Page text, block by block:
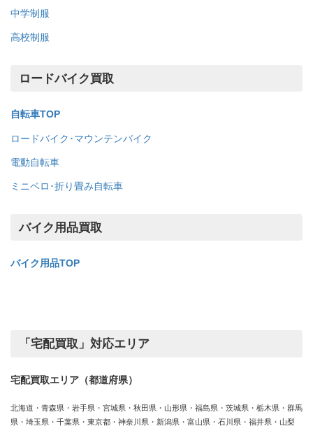
中学制服
高校制服
ロードバイク買取
自転車TOP
ロードバイク･マウンテンバイク
電動自転車
ミニベロ･折り畳み自転車
バイク用品買取
バイク用品TOP
「宅配買取」対応エリア
宅配買取エリア（都道府県）
北海道・青森県・岩手県・宮城県・秋田県・山形県・福島県・茨城県・栃木県・群馬
県・埼玉県・千葉県・東京都・神奈川県・新潟県・富山県・石川県・福井県・山梨